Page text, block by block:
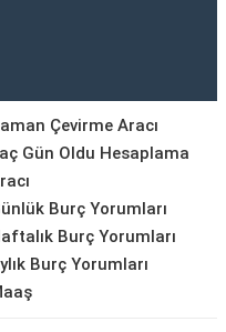
Çevirme Aracı
Gün Oldu Hesaplama
Burç Yorumları
Burç Yorumları
Burç Yorumları